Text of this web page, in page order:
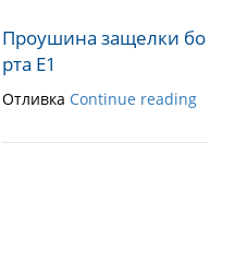
Проушина защелки бо
рта E1
Отливка Continue reading